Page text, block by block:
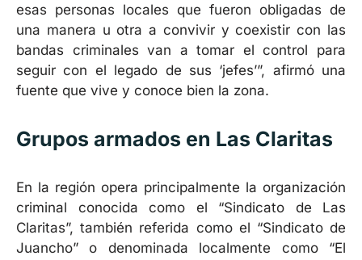
esas personas locales que fueron obligadas de
una manera u otra a convivir y coexistir con las
bandas criminales van a tomar el control para
seguir con el legado de sus ‘jefes’”, afirmó una
fuente que vive y conoce bien la zona.
Grupos armados en Las Claritas
En la región opera principalmente la organización
criminal conocida como el “Sindicato de Las
Claritas”, también referida como el “Sindicato de
Juancho” o denominada localmente como “El